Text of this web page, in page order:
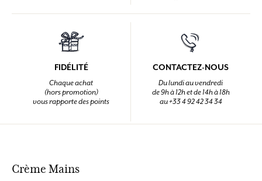
FIDÉLITÉ
Chaque achat
(hors promotion)
vous rapporte des points
CONTACTEZ-NOUS
Du lundi au vendredi
de 9h à 12h et de 14h à 18h
au +33 4 92 42 34 34
Crème Mains